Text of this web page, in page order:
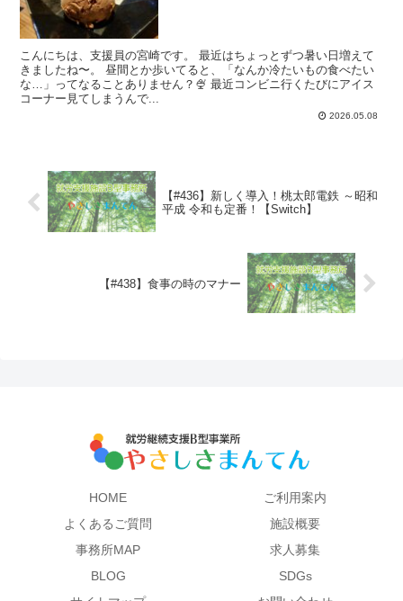
こんにちは、支援員の宮崎です。 最近はちょっとずつ暑い日増えて
きましたね〜。 昼間とか歩いてると、「なんか冷たいもの食べたい
な…」ってなることありません？🍨 最近コンビニ行くたびにアイス
コーナー見てしまうんで...
2026.05.08
【#436】新しく導入！桃太郎電鉄 ～昭和
平成 令和も定番！【Switch】
【#438】食事の時のマナー
HOME
ご利用案内
よくあるご質問
施設概要
事務所MAP
求人募集
BLOG
SDGs